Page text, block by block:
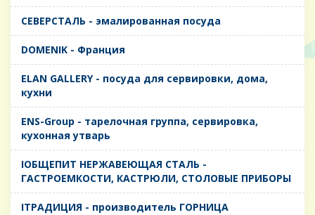
CЕВЕРСТАЛЬ - эмалированная посуда
DOMENIK - Франция
ELAN GALLERY - посуда для сервировки, дома,
кухни
ENS-Group - тарелочная группа, сервировка,
кухонная утварь
IОБЩЕПИТ НЕРЖАВЕЮЩАЯ СТАЛЬ -
ГАСТРОЕМКОСТИ, КАСТРЮЛИ, СТОЛОВЫЕ ПРИБОРЫ
IТРАДИЦИЯ - производитель ГОРНИЦА